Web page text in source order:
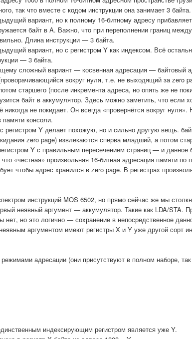
так что вместе с кодом инструкции она занимает 3 байта.
вариант, но к полному 16-битному адресу
байт в A. Важно, что при переполнении границ
Длина инструкции — 3 байта.
вариант, но с регистром Y как индексом. Всё
— 3 байта.
сложный вариант — косвенная адресация — байтовый
вокруг нуля, т.е. не выходящий за zero
старшего (после инкремента адреса, но опять же не
байт в аккумулятор. Здесь можно заметить, что если
никогда не покидает. Он всегда «провернётся вокруг
консоли.
регистром Y делает похожую, но и сильно другую вещь.
zero page) извлекаются сперва младший, а потом
Y с правильным пересечением страниц — и данное
«честная» произвольная 16-битная адресация памяти
чтобы адрес хранился в zero page. В регистрах
инструкций MOS 6502, но прямо сейчас же мы
неявный аргумент — аккумулятор. Такие как LDA/STA.
нет, но это логично — сохранение в непосредственное
аргументом имеют регистры X и Y уже другой сорт
адресации (они присутствуют в полном наборе,
индексирующим регистром является уже Y.